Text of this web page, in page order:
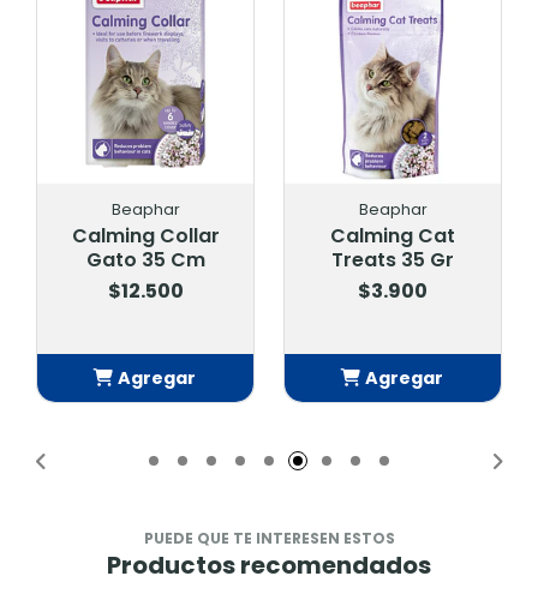
Beaphar
Calming Collar
Gato 35 Cm
$12.500
Agregar
Beaphar
Calming Cat
Treats 35 Gr
$3.900
Agregar
PUEDE QUE TE INTERESEN ESTOS
Productos recomendados